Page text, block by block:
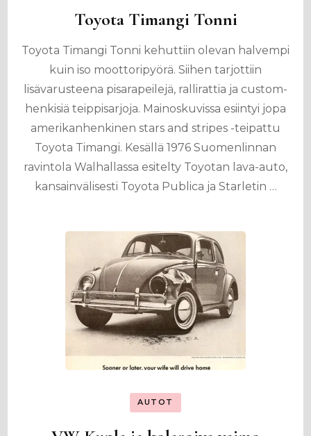
Toyota Timangi Tonni
Toyota Timangi Tonni kehuttiin olevan halvempi
kuin iso moottoripyörä. Siihen tarjottiin
lisävarusteena pisarapeilejä, rallirattia ja custom-
henkisiä teippisarjoja. Mainoskuvissa esiintyi jopa
amerikanhenkinen stars and stripes -teipattu
Toyota Timangi. Kesällä 1976 Suomenlinnan
ravintola Walhallassa esitelty Toyotan lava-auto,
kansainvälisesti Toyota Publica ja Starletin …
AUTOT